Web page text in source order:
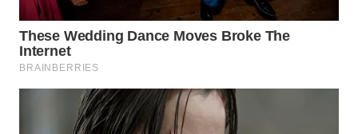
WN
KARO
WN
WN